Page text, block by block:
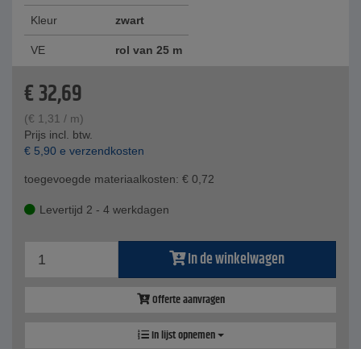
Kleur zwart
VE rol van 25 m
€32,69
(€ 1,31 / m)
Prijs incl. btw.
€ 5,90 e verzendkosten
toegevoegde materiaalkosten: € 0,72
Levertijd 2 - 4 werkdagen
In de winkelwagen
Offerte aanvragen
In lijst opnemen